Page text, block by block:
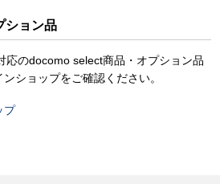
ション品
応のdocomo select商品・オプション品
ショップをご確認ください。
プ